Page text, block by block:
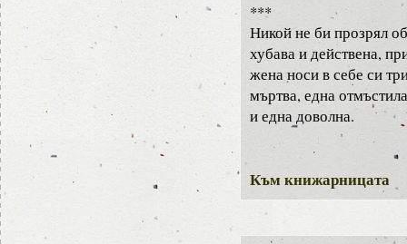
***
Никой не би прозрял
хубава и действена,
жена носи в себе си
мъртва, една
и една доволна.
Към книжарницата